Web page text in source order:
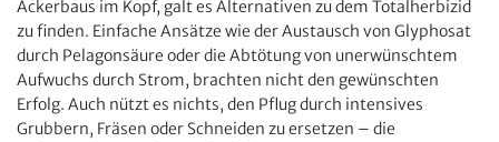
Ackerbaus im Kopf, galt es Alternativen zu dem Totalherbizid
zu finden. Einfache Ansätze wie der Austausch von Glyphosat
durch Pelagonsäure oder die Abtötung von unerwünschtem
Aufwuchs durch Strom, brachten nicht den gewünschten
Erfolg. Auch nützt es nichts, den Pflug durch intensives
Grubbern, Fräsen oder Schneiden zu ersetzen – die